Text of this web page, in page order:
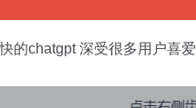
的chatgpt 深受很多用户喜爱